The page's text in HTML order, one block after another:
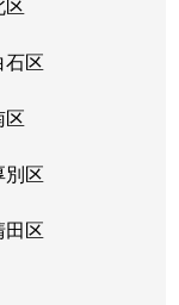
区
区
区
区